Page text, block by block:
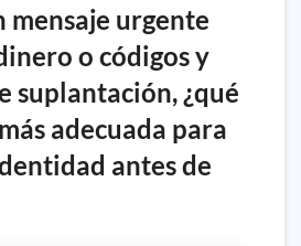
mensaje urgente
o códigos y
suplantación, ¿qué
adecuada para
antes de